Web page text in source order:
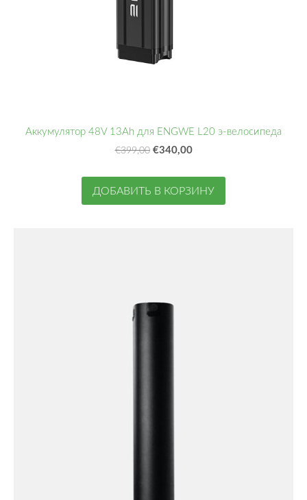
Аккумулятор 48V 13Ah для ENGWE L20 э-велосипеда
€399,00 €340,00
ДОБАВИТЬ В КОРЗИНУ